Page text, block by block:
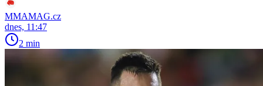
MMAMAG.cz
dnes, 11:47
2 min